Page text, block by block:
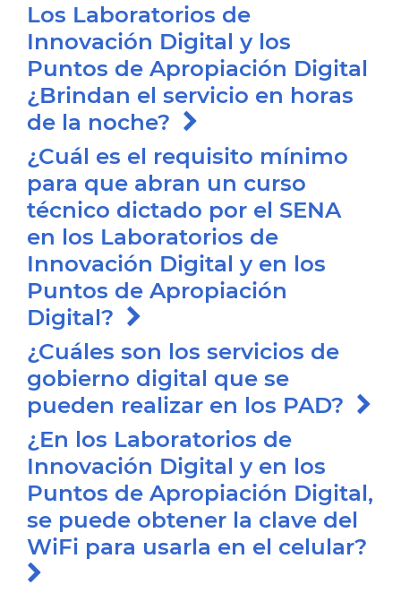
Los Laboratorios de
Innovación Digital y los
Puntos de Apropiación Digital
¿Brindan el servicio en horas
de la noche?
¿Cuál es el requisito mínimo
para que abran un curso
técnico dictado por el SENA
en los Laboratorios de
Innovación Digital y en los
Puntos de Apropiación
Digital?
¿Cuáles son los servicios de
gobierno digital que se
pueden realizar en los PAD?
¿En los Laboratorios de
Innovación Digital y en los
Puntos de Apropiación Digital,
se puede obtener la clave del
WiFi para usarla en el celular?